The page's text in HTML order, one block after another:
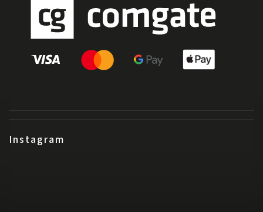
Instagram